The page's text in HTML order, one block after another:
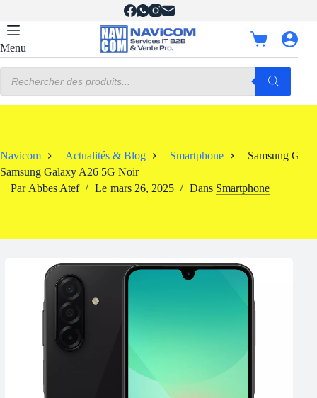
contenu
Menu
Panier
d’achat
produits
Navicom Actualités & Blog Smartphone
Samsung
Samsung Galaxy A26 5G Noir
Par Abbes Atef Le mars 26, 2025 Dans Smartphone